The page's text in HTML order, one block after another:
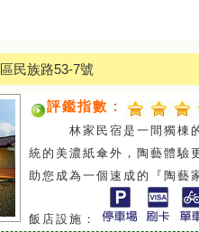
民族路53-7號
評鑑指數 ：
林家民宿是一間獨棟的
統的美濃紙傘外，陶藝體驗
助您成為一個速成的『陶藝
飯店設施：